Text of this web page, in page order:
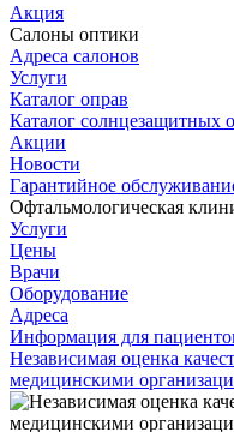
Акция
Салоны оптики
Адреса салонов
Услуги
Каталог оправ
Каталог солнцезащитных
Акции
Новости
Гарантийное
Офтальмологическая
Услуги
Цены
Врачи
Оборудование
Адреса
Информация для
Независимая оценка
медицинскими